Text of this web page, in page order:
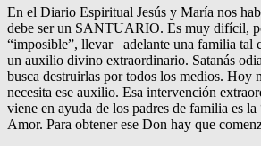
En el Diario Espiritual Jesús y María nos
debe ser un SANTUARIO. Es muy difícil,
“imposible”, llevar adelante una familia tal
un auxilio divino extraordinario. Satanás
busca destruirlas por todos los medios. Hoy
necesita ese auxilio. Esa intervención
viene en ayuda de los padres de familia es
Amor. Para obtener ese Don hay que